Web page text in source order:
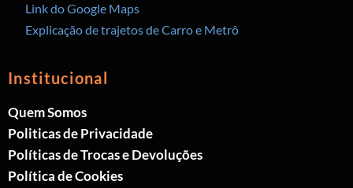
Link do Google Maps
Explicação de trajetos de Carro e Metrô
Institucional
Quem Somos
Politicas de Privacidade
Políticas de Trocas e Devoluções
Política de Cookies